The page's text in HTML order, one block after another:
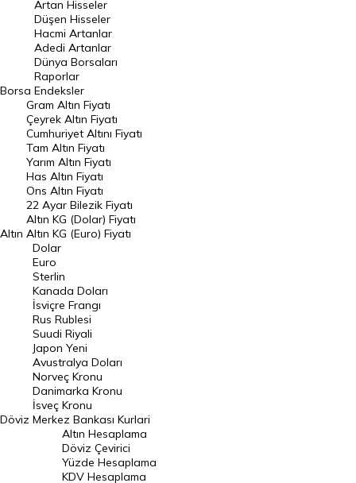
En Çok Düşen Hisseler
Hacmi Artanlar
Geçmiş Kapanışlar
Dünya Borsaları
Raporlar
Endeksler
DÖVİZ
Döviz Kuru
Dolar Kuru
Euro Kuru
Pound Kuru
Frank Kuru
Riyal Kuru
Avustralya Doları
Danimarka Kronu Kuru
Kanada Doları Kuru
Norveç Kronu Kuru
İsveç Kronu Kuru
Japon Yeni Kuru
Borsa
Artan Hisseler
Düşen Hisseler
Hacmi Artanlar
Adedi Artanlar
Dünya Borsaları
Raporlar
Endeksler
Altın
Gram Altın Fiyatı
Çeyrek Altın Fiyatı
Cumhuriyet Altını Fiyatı
Tam Altın Fiyatı
Yarım Altın Fiyatı
Has Altın Fiyatı
Ons Altın Fiyatı
22 Ayar Bilezik Fiyatı
Altın KG (Dolar) Fiyatı
Altın KG (Euro) Fiyatı
Döviz
Dolar
Euro
Sterlin
Kanada Doları
İsviçre Frangı
Rus Rublesi
Suudi Riyali
Japon Yeni
Avustralya Doları
Norveç Kronu
Danimarka Kronu
İsveç Kronu
Merkez Bankası Kurlari
Altın Hesaplama
Döviz Çevirici
Yüzde Hesaplama
KDV Hesaplama